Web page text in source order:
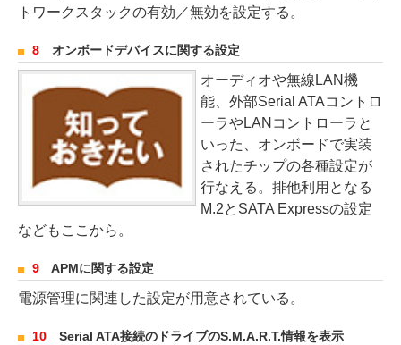
トワークスタックの有効／無効を設定する。
8 オンボードデバイスに関する設定
オーディオや無線LAN機
能、外部Serial ATAコントロ
ーラやLANコントローラと
いった、オンボードで実装
されたチップの各種設定が
行なえる。排他利用となる
M.2とSATA Expressの設定
などもここから。
9 APMに関する設定
電源管理に関連した設定が用意されている。
10Serial ATA接続のドライブのS.M.A.R.T.情報を表示